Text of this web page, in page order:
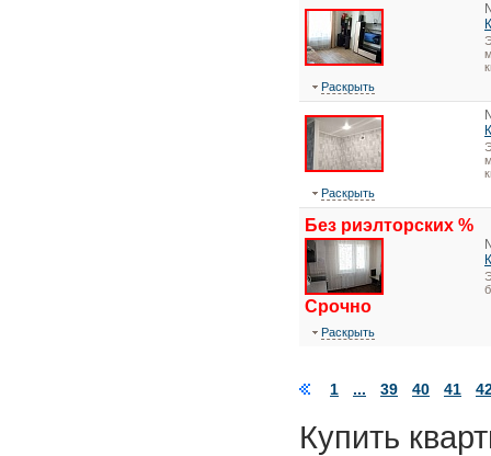
Раскрыть
Раскрыть
Без риэлторских %
Срочно
Раскрыть
1 ... 39 40 41
Купить